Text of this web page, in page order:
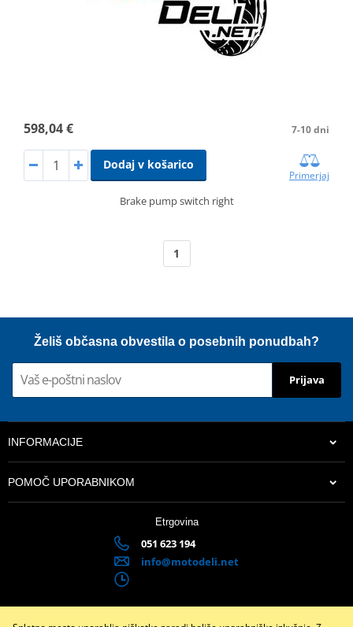
598,04 € 7-10 dni
Dodaj v košarico
Primerjaj
Brake pump switch right
1
Želiš občasna obvestila o posebnih ponudbah?
Prijava
INFORMACIJE
POMOČ UPORABNIKOM
Etrgovina
051 623 194
info@motodeli.net